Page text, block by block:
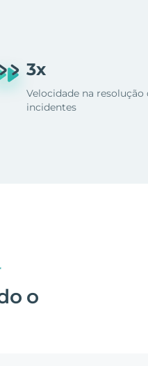
3x
Velocidade na resolução
incidentes
o